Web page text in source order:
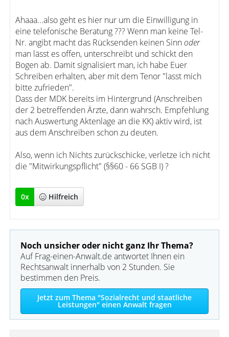
Ahaaa...also geht es hier nur um die Einwilligung in
eine telefonische Beratung ??? Wenn man keine Tel-
Nr. angibt macht das Rücksenden keinen Sinnoder
man lässt es offen, unterschreibt und schickt den
Bogen ab. Damit signalisiert man, ich habe Euer
Schreiben erhalten, aber mit dem Tenor "lasst mich
bitte zufrieden".
Dass der MDK bereits im Hintergrund (Anschreiben
der 2 betreffenden Ärzte, dann wahrsch. Empfehlung
nach Auswertung Aktenlage an die KK) aktiv wird, ist
aus dem Anschreiben schon zu deuten.
Also, wenn ich Nichts zurückschicke, verletze ich nicht
die "Mitwirkungspflicht" (§§60 - 66 SGB I) ?
0x Hilfreich
Noch unsicher oder nicht ganz Ihr Thema?
Auf Frag-einen-Anwalt.de antwortet Ihnen ein
Rechtsanwalt innerhalb von 2 Stunden. Sie
bestimmen den Preis.
Jetzt zum Thema "Sozialrecht und staatliche
Leistungen" einen Anwalt fragen